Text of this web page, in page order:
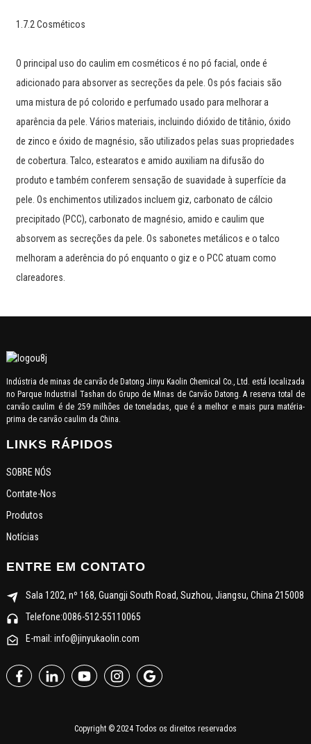
1.7.2 Cosméticos
O principal uso do caulim em cosméticos é no pó facial, onde é
adicionado para absorver as secreções da pele. Os pós faciais são
uma mistura de pó colorido e perfumado usado para melhorar a
aparência da pele. Vários materiais, incluindo dióxido de titânio, óxido
de zinco e óxido de magnésio, são utilizados pelas suas propriedades
de cobertura. Talco, estearatos e amido auxiliam na difusão do
produto e também conferem sensação de suavidade à superfície da
pele. Os enchimentos utilizados incluem giz, carbonato de cálcio
precipitado (PCC), carbonato de magnésio, amido e caulim que
absorvem as secreções da pele. Os sabonetes metálicos e o talco
melhoram a aderência do pó enquanto o giz e o PCC atuam como
clareadores.
Indústria de minas de carvão de Datong Jinyu Kaolin Chemical Co., Ltd. está localizada
no Parque Industrial Tashan do Grupo de Minas de Carvão Datong. A reserva total de
carvão caulim é de 259 milhões de toneladas, que é a melhor e mais pura matéria-
prima de carvão caulim da China.
LINKS RÁPIDOS
SOBRE NÓS
Contate-Nos
Produtos
Notícias
ENTRE EM CONTATO
Sala 1202, nº 168, Guangji South Road, Suzhou, Jiangsu, China 215008
Telefone:0086-512-55110065
E-mail: info@jinyukaolin.com
Copyright © 2024 Todos os direitos reservados